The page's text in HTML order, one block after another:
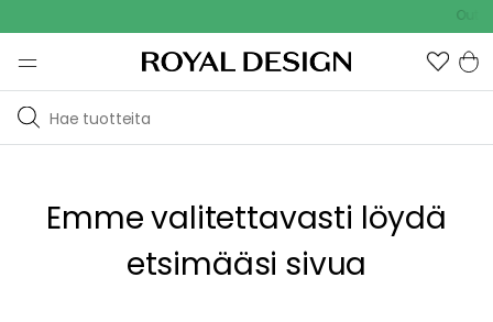
Emme valitettavasti löydä
etsimääsi sivua